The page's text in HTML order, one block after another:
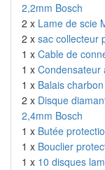
2,2mm Bosch
2 x Lame de scie
2 x sac collecteur
1 x Cable de
1 x Condensateur
1 x Balais
2 x Disque
2,4mm Bosch
1 x Butée
1 x Bouclier
1 x 10 disques